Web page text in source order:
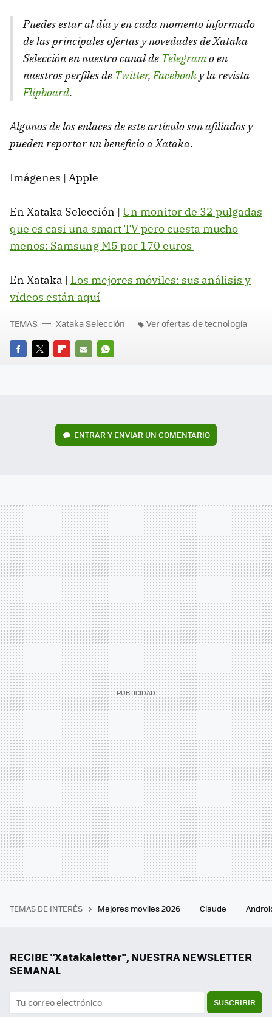
Puedes estar al día y en cada momento informado
de las principales ofertas y novedades de Xataka
Selección en nuestro canal de Telegramo en
nuestros perfiles de Twitter,Facebook y la revista
Flipboard.
Algunos de los enlaces de este artículo son afiliados y
pueden reportar un beneficio a Xataka.
Imágenes | Apple
En Xataka Selección | Un monitor de 32 pulgadas
que es casi una smart TV pero cuesta mucho
menos: Samsung M5 por 170 euros
En Xataka | Los mejores móviles: sus análisis y
vídeos están aquí
FACEBOOK
TWITTERFLIPBOARD
E-
WHATSAPP
TEMAS Xataka Selección Ver ofertas de tecnología
ENTRAR Y ENVIAR UN COMENTARIO
TEMAS DE INTERÉS Mejores moviles 2026 Claude
RECIBE "Xatakaletter", NUESTRA NEWSLETTER
SEMANAL
SUSCRIBIR